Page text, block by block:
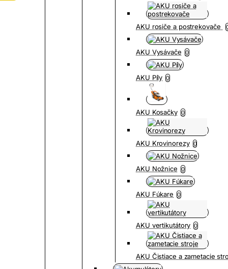
AKU rosiče a postrekovače
AKU Vysávače 0
AKU Píly 0
AKU Kosačky 0
AKU Krovinorezy 0
AKU Nožnice 0
AKU Fúkare 0
AKU vertikutátory 0
AKU Čistiace a zametacie